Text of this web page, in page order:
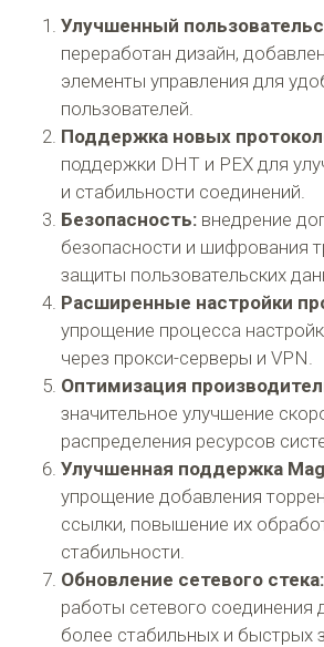
Улучшенный
переработан дизайн,
элементы управления для
пользователей.
Поддержка новых
поддержки DHT и PEX для
и стабильности соединений.
Безопасность: внедрение
безопасности и шифрования
защиты пользовательских
Расширенные настройки
упрощение процесса
через прокси-серверы и VPN.
Оптимизация
значительное улучшение
распределения ресурсов
Улучшенная поддержка
упрощение добавления
ссылки, повышение их
стабильности.
Обновление сетевого стека:
работы сетевого соединения
более стабильных и быстрых